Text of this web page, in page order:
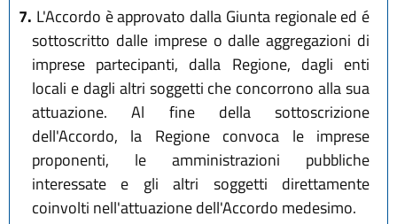
7. L'Accordo è approvato dalla Giunta regionale ed é
sottoscritto dalle imprese o dalle aggregazioni di
imprese partecipanti, dalla Regione, dagli enti
locali e dagli altri soggetti che concorrono alla sua
attuazione. Al fine della sottoscrizione
dell'Accordo, la Regione convoca le imprese
proponenti, le amministrazioni pubbliche
interessate e gli altri soggetti direttamente
coinvolti nell'attuazione dell'Accordo medesimo.